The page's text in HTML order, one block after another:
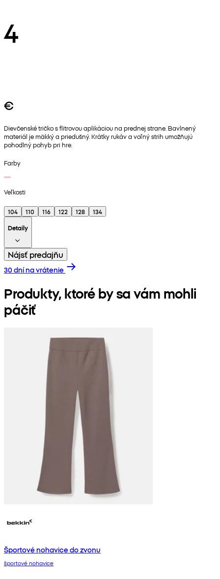
4
€
Dievčenské tričko s flitrovou aplikáciou na prednej strane. Bavlnený
materiál je mäkký a priedušný. Krátky rukáv a voľný strih umožňujú
pohodlný pohyb pri hre.
Farby
Veľkosti
104 110 116 122 128
134
Detaily
Nájsť predajňu
30 dní na vrátenie
Produkty, ktoré by sa vám mohli
páčiť
Športové nohavice do zvonu
športové nohavice